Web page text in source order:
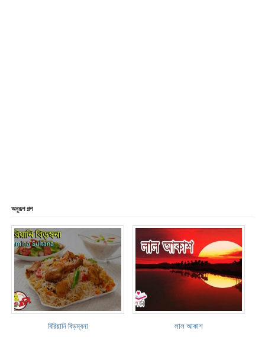
অনুরূপ গল্প
বিরিয়ানি বিড়ম্বনা লাল আকাশ